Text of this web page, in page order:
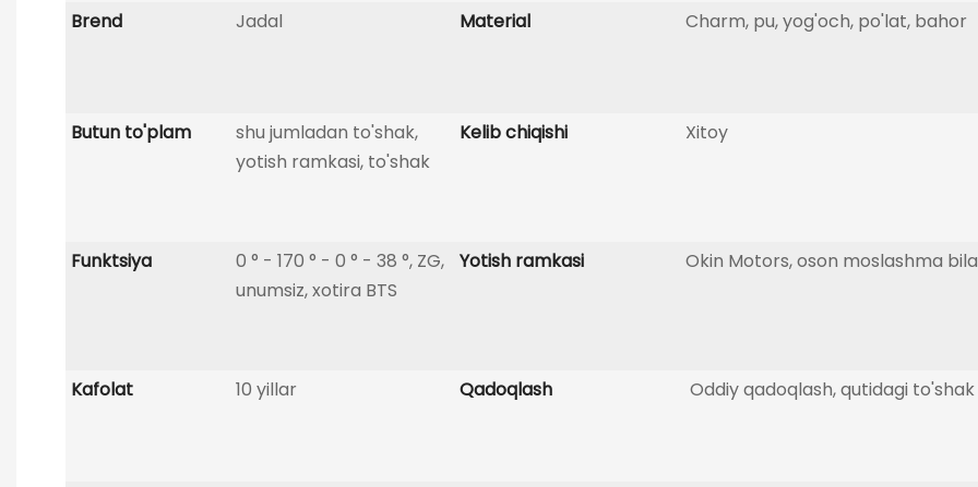
Brend Jadal Material Charm, pu, yog'och, po'lat, bahor
Butun to'plam
shu jumladan to'shak,
yotish ramkasi, to'shak
Kelib chiqishi Xitoy
Funktsiya
0 ° - 170 ° - 0 ° - 38 °, ZG,
unumsiz, xotira BTS
Yotish ramkasi Okin Motors, oson moslashma
Kafolat 10 yillar Qadoqlash Oddiy qadoqlash, qutidagi to'shak